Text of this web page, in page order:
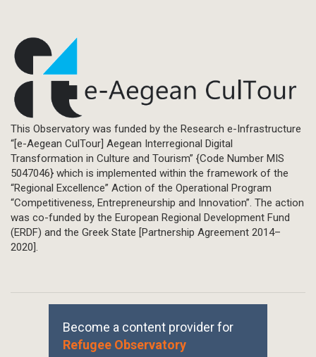
This Observatory was funded by the Research e-Infrastructure
“[e-Aegean CulTour] Aegean Interregional Digital
Transformation in Culture and Tourism” {Code Number MIS
5047046} which is implemented within the framework of the
“Regional Excellence” Action of the Operational Program
“Competitiveness, Entrepreneurship and Innovation”. The action
was co-funded by the European Regional Development Fund
(ERDF) and the Greek State [Partnership Agreement 2014–
2020].
Become a content provider for
Refugee Observatory